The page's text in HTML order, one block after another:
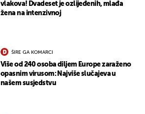
vlakova! Dvadeset je ozlijeđenih, mlađa
žena na intenzivnoj
ŠIRE GA KOMARCI
Više od 240 osoba diljem Europe zaraženo
opasnim virusom: Najviše slučajeva u
našem susjedstvu